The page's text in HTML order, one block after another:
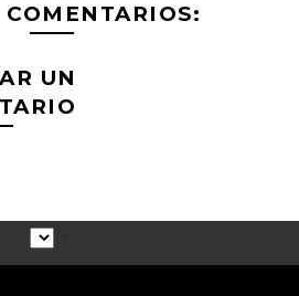
COMENTARIOS:
UN